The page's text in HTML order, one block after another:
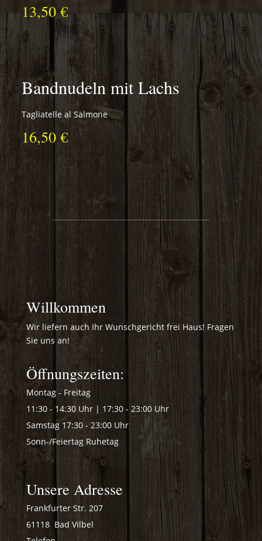
13,50 €
Bandnudeln mit Lachs
Tagliatelle al Salmone
16,50 €
Willkommen
Wir liefern auch Ihr Wunschgericht frei Haus! Fragen
Sie uns an!
Öffnungszeiten:
Montag - Freitag
11:30 - 14:30 Uhr | 17:30 - 23:00 Uhr
Samstag17:30 - 23:00 Uhr
Sonn-/Feiertag Ruhetag
Unsere Adresse
Frankfurter Str. 207
61118 Bad Vilbel